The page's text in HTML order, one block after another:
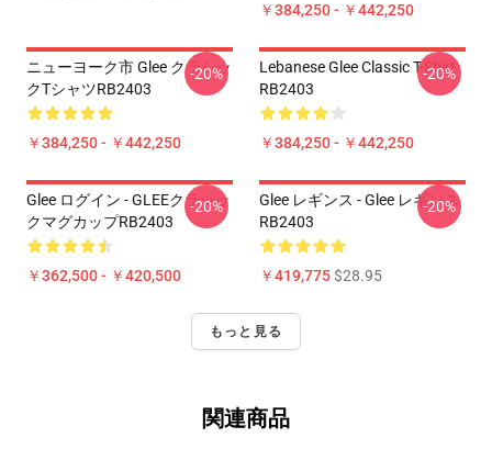
￥384,250 - ￥442,250
ニューヨーク市 Glee クラシッ
クTシャツRB2403
￥384,250 - ￥442,250
-20%
Lebanese Glee Classic T-Shirt
RB2403
￥384,250 - ￥442,250
-20%
Glee ログイン - GLEEクラシッ
クマグカップRB2403
￥362,500 - ￥420,500
-20%
Glee レギンス - Glee レギンス
RB2403
￥419,775$28.95
-20%
もっと見る
関連商品